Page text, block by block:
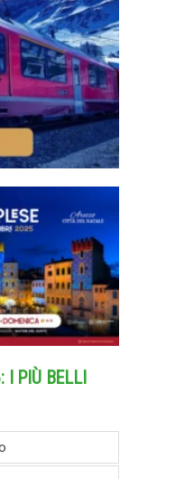
I PIÙ BELLI